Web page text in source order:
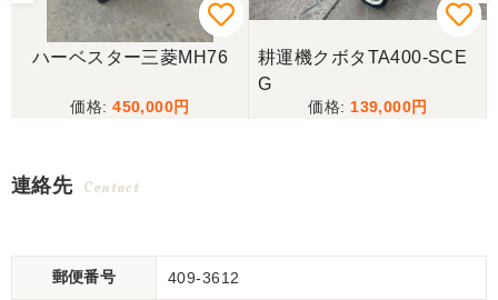
ハーベスター三菱MH76
450,000
耕運機クボタTA400-SCE
G
139,000
連絡先 Contact
郵便番号 409-3612